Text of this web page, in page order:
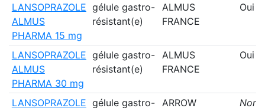
LANSOPRAZOLE
ALMUS
PHARMA 15 mg
gélule gastro-
résistant(e)
ALMUS
FRANCE
Oui
LANSOPRAZOLE
ALMUS
PHARMA 30 mg
gélule gastro-
résistant(e)
ALMUS
FRANCE
Oui
LANSOPRAZOLE gélule gastro-
ARROW
Non